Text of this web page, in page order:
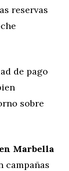
reservas
de pago
sobre
Marbella
campañas